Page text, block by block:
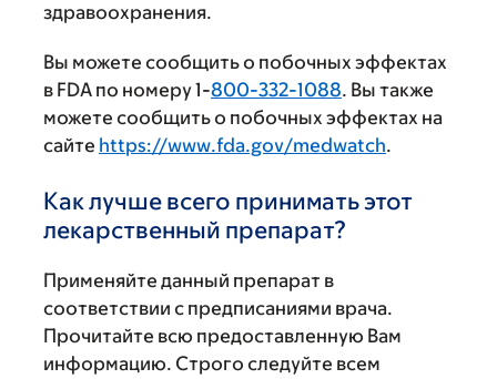
здравоохранения.
Вы можете сообщить о побочных эффектах
в FDA по номеру 1-800-332-1088. Вы также
можете сообщить о побочных эффектах на
сайте https://www.fda.gov/medwatch.
Как лучше всего принимать этот
лекарственный препарат?
Применяйте данный препарат в
соответствии с предписаниями врача.
Прочитайте всю предоставленную Вам
информацию. Строго следуйте всем